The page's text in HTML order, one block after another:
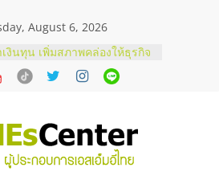
August 6, 2026
งินทุน เพิ่มสภาพคล่องให้ธุรกิจ
งให้ผ่านฉลุย
อนไลน์ โอกาสบริหารสถานี
Meet Up จับคู่แฟรน
ที่ 8
องเสียงคุณภาพสูง พร้อม